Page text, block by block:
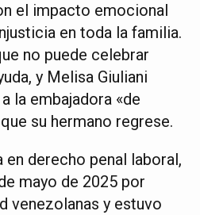
el impacto emocional
en toda la familia.
no puede celebrar
y Melisa Giuliani
la embajadora «de
su hermano regrese.
en derecho penal laboral,
mayo de 2025 por
venezolanas y estuvo